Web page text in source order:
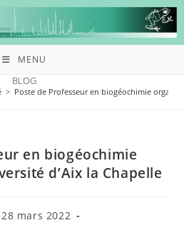
MENU
BLOG
> Poste de Professeur en biogéochimie
en biogéochimie
d’Aix la Chapelle
28 mars 2022